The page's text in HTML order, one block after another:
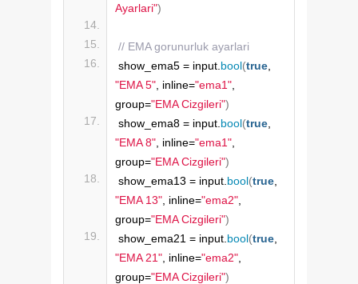
Ayarlari")
// EMA gorunurluk ayarlari
show_ema5 = input. bool(true
"EMA 5" , inline="ema1"
group="EMA Cizgileri")
show_ema8 = input. bool(true
"EMA 8" , inline="ema1"
group="EMA Cizgileri")
show_ema13 = input. bool(true
"EMA 13" , inline="ema2"
group="EMA Cizgileri")
show_ema21 = input. bool(true
"EMA 21" , inline="ema2"
group="EMA Cizgileri")